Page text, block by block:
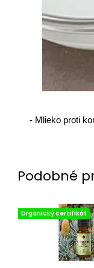
- Mlieko proti
Podobné
Organický certifikát